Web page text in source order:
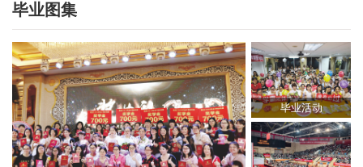
毕业图集
毕业活动